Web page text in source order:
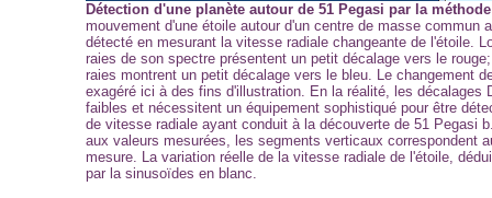
Détection d'une planète autour de 51 Pegasi par la
mouvement d'une étoile autour d'un centre de masse commun
détecté en mesurant la vitesse radiale changeante de l'étoile.
raies de son spectre présentent un petit décalage vers le
raies montrent un petit décalage vers le bleu. Le changement
exagéré ici à des fins d'illustration. En la réalité, les décalages
faibles et nécessitent un équipement sophistiqué pour être
de vitesse radiale ayant conduit à la découverte de 51 Pegasi
aux valeurs mesurées, les segments verticaux correspondent
mesure. La variation réelle de la vitesse radiale de l'étoile,
par la sinusoïdes en blanc.